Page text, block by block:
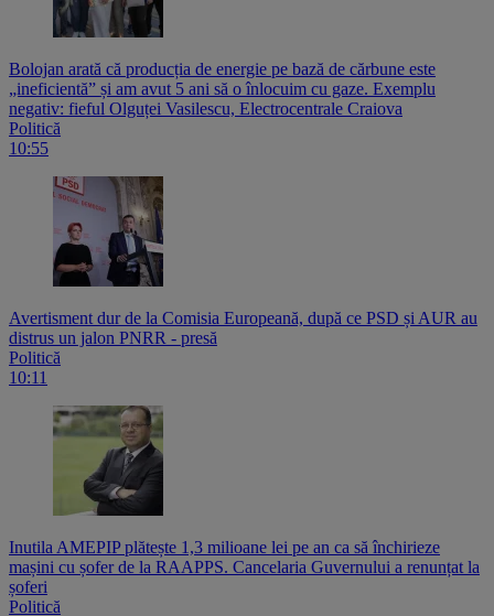
Bolojan arată că producția de energie pe bază de cărbune este
„ineficientă” și am avut 5 ani să o înlocuim cu gaze. Exemplu
negativ: fieful Olguței Vasilescu, Electrocentrale Craiova
Politică
10:55
Avertisment dur de la Comisia Europeană, după ce PSD și AUR au
distrus un jalon PNRR - presă
Politică
10:11
Inutila AMEPIP plătește 1,3 milioane lei pe an ca să închirieze
mașini cu șofer de la RAAPPS. Cancelaria Guvernului a renunțat la
șoferi
Politică